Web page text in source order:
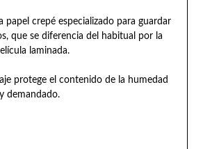
papel crepé especializado para guardar
que se diferencia del habitual por la
laminada.
protege el contenido de la humedad
demandado.